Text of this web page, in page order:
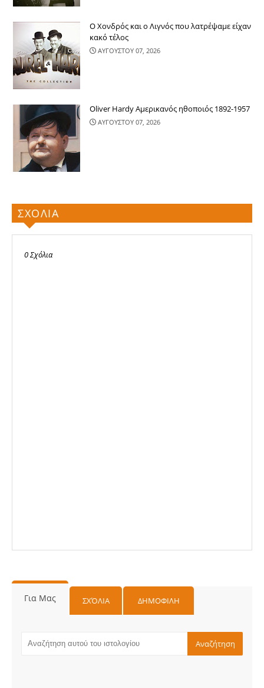
Ο Χονδρός και ο Λιγνός που λατρέψαμε είχαν
κακό τέλος
ΑΥΓΟΥΣΤΟΥ 07, 2026
Oliver Hardy Αμερικανός ηθοποιός 1892-1957
ΑΥΓΟΥΣΤΟΥ 07, 2026
ΣΧΟΛΙΑ
0 Σχόλια
Για Μας ΣΧΌΛΙΑ ΔΗΜΟΦΙΛΗ